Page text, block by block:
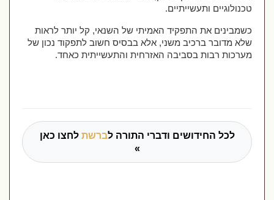
טכנולוגיים ותעשייתיים.
כשמבינים את התפקיד האמיתי של השנאי, קל יותר לראות
שלא מדובר ברכיב משני, אלא בבסיס חשוב לתפקוד נכון של
מערכות רבות בסביבה האזרחית והתעשייתית כאחד.
לכל החידושים ודברי התורה לברשתלחצו כאן